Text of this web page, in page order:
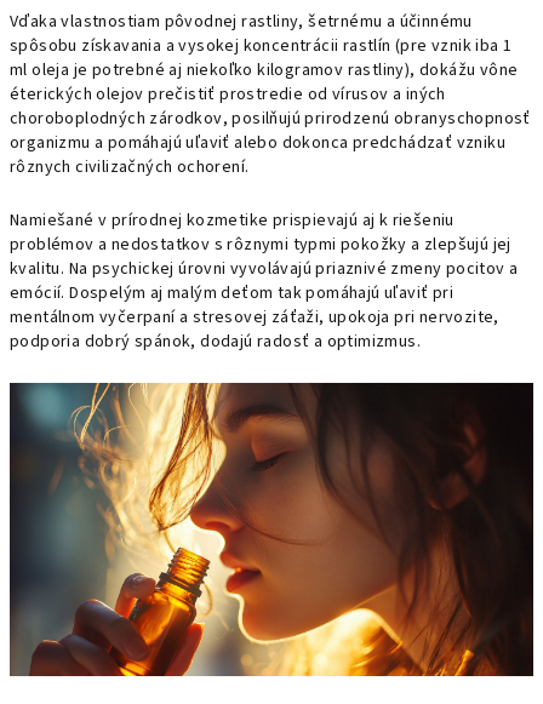
Vďaka vlastnostiam pôvodnej rastliny, šetrnému a účinnému
spôsobu získavania a vysokej koncentrácii rastlín (pre vznik iba 1
ml oleja je potrebné aj niekoľko kilogramov rastliny), dokážu vône
éterických olejov prečistiť prostredie od vírusov a iných
choroboplodných zárodkov, posilňujú prirodzenú obranyschopnosť
organizmu a pomáhajú uľaviť alebo dokonca predchádzať vzniku
rôznych civilizačných ochorení.
Namiešané v prírodnej kozmetike prispievajú aj k riešeniu
problémov a nedostatkov s rôznymi typmi pokožky a zlepšujú jej
kvalitu. Na psychickej úrovni vyvolávajú priaznivé zmeny pocitov a
emócií. Dospelým aj malým deťom tak pomáhajú uľaviť pri
mentálnom vyčerpaní a stresovej záťaži, upokoja pri nervozite,
podporia dobrý spánok, dodajú radosť a optimizmus.